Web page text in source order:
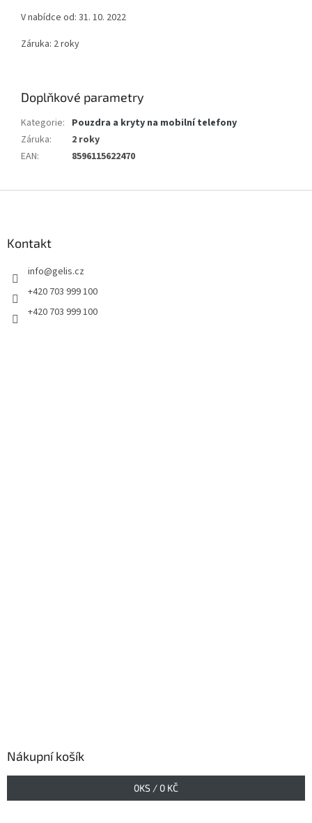
V nabídce od: 31. 10. 2022
Záruka: 2 roky
Doplňkové parametry
Kategorie: Pouzdra a kryty na mobilní telefony
Záruka:
2 roky
EAN: 8596115622470
Kontakt
info@gelis.cz
+420 703 999 100
+420 703 999 100
Nákupní košík
0KS / 0 KČ